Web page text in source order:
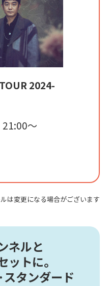
2024-
〜
は変更になる場合がございます
ネルと
ットに。
タンダード